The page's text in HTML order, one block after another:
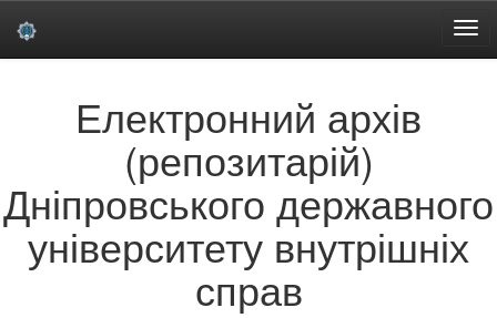
Електронний архів
(репозитарій)
Дніпровського державного
університету внутрішніх
справ